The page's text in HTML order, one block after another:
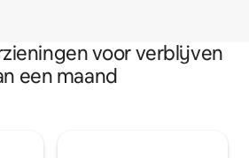
voor verblijven
een maand